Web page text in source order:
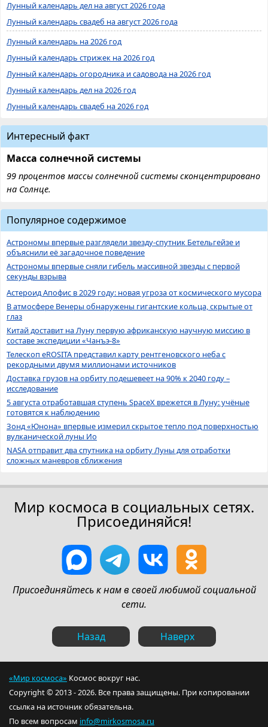
Лунный календарь дел на август 2026 года
Лунный календарь свадеб на август 2026 года
Лунный календарь на 2026 год
Лунный календарь стрижек на 2026 год
Лунный календарь огородника и садовода на 2026 год
Лунный календарь дел на 2026 год
Лунный календарь свадеб на 2026 год
Интересный факт
Масса солнечной системы
99 процентов массы солнечной системы сконцентрировано
на Солнце.
Популярное содержимое
Астрономы впервые разглядели звезду-спутник Бетельгейзе и
объяснили её загадочное поведение
Астрономы впервые сняли гибель массивной звезды с первой
секунды взрыва
Астероид Апофис в 2029 году: новая угроза от космического мусора
В атмосфере Венеры обнаружены гигантские кольца, скрытые от
глаз
Китай доставит на Луну первую африканскую научную миссию в
составе экспедиции «Чанъэ-8»
Телескоп eROSITA представил карту рентгеновского неба с
рекордными двумя миллионами источников
Доставка грузов на орбиту подешевеет на 90% к 2040 году –
исследование
5 августа отработавшая ступень SpaceX врежется в Луну: учёные
готовятся к наблюдению
Зонд «Юнона» впервые измерил скрытое тепло под поверхностью
вулканической луны Ио
NASA отправит два спутника на орбиту Луны для отработки
сложных маневров сближения
Мир космоса в социальных сетях.
Присоединяйся!
Присоединяйтесь к нам в своей любимой социальной
сети.
Назад Наверх
«Мир космоса» Космос вокруг нас.
Copyright © 2013 - 2026. Все права защищены. При копировании
ссылка на источник обязательна.
По всем вопросам info@mirkosmosa.ru